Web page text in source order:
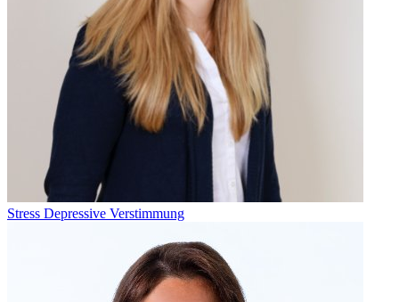
Stress Depressive Verstimmung